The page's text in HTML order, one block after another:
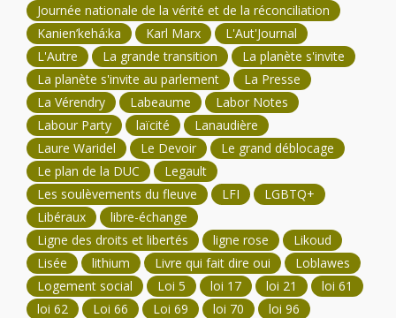
Journée nationale de la vérité et de la réconciliation
Kanien’kehá:ka
Karl Marx
L'Aut'Journal
L'Autre
La grande transition
La planète s'invite
La planète s'invite au parlement
La Presse
La Vérendry
Labeaume
Labor Notes
Labour Party
laïcité
Lanaudière
Laure Waridel
Le Devoir
Le grand déblocage
Le plan de la DUC
Legault
Les soulèvements du fleuve
LFI
LGBTQ+
Libéraux
libre-échange
Ligne des droits et libertés
ligne rose
Likoud
Lisée
lithium Livre qui fait dire oui
Loblawes
Logement social
Loi 5 loi 17 loi 21
loi 61
loi 62
Loi 66 Loi 69 loi 70 loi 96